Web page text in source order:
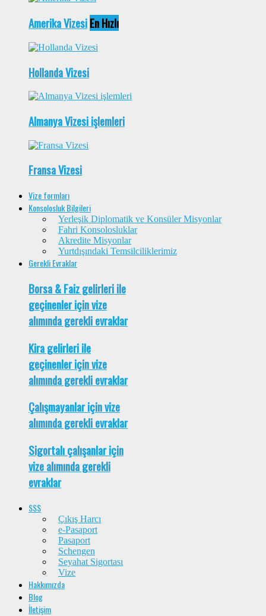
Amerika VizesiEn Hızlı
Hollanda Vizesi
Almanya Vizesi işlemleri
Fransa Vizesi
Vize formları
Konsolosluk Bilgileri
Yerleşik Diplomatik ve Konsüler Misyonlar
Fahri Konsolosluklar
Akredite Misyonlar
Yurtdışındaki Temsilciliklerimiz
Gerekli Evraklar
Borsa & Faiz gelirleri ile
geçinenler için vize
alımında gerekli evraklar
Kira gelirleri ile
geçinenler için vize
alımında gerekli evraklar
Çalışmayanlar için vize
alımında gerekli evraklar
Sigortalı çalışanlar için
vize alımında gerekli
evraklar
SSS
Çıkış Harcı
e-Pasaport
Pasaport
Schengen
Seyahat Sigortası
Vize
Hakkımızda
Blog
İletişim